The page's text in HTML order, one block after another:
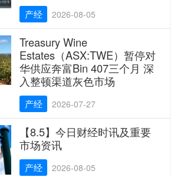
产经 2026-08-05
Treasury Wine
Estates（ASX:TWE）暂停对
华供应奔富Bin 407三个月 深
入整顿渠道灰色市场
产经 2026-07-27
【8.5】今日财经时讯及重要
市场资讯
产经 2026-08-05